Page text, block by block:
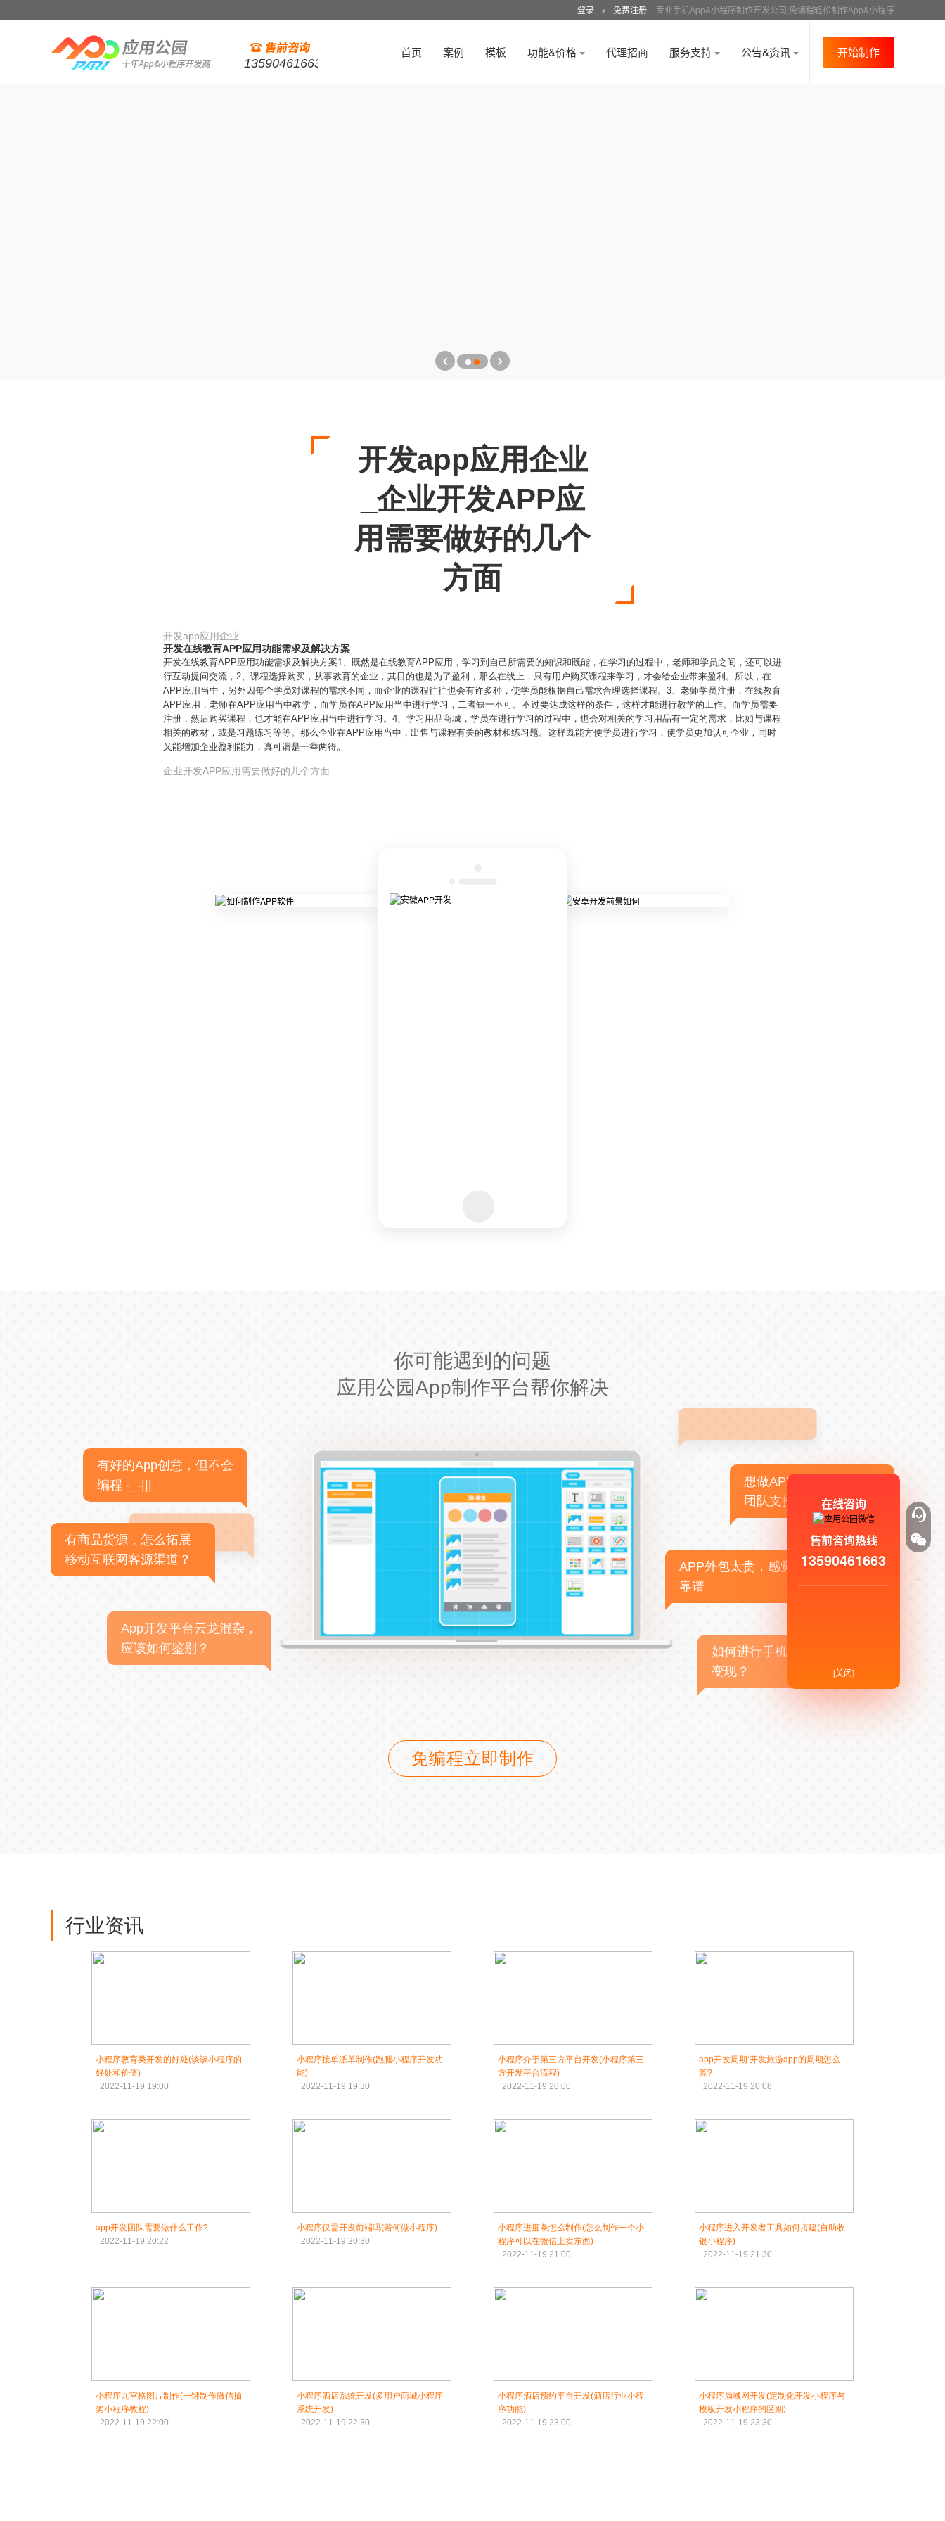
登录 ● 免费注册 专业手机App&小程序制作开发公司,免编程轻松制作App&小程序
13590461663
首页 案例 模板 功能&价格 代理招商 服务支持 公告&资讯 开始制作
开发app应用企业
_企业开发APP应
用需要做好的几个
方面
开发app应用企业
开发在线教育APP应用功能需求及解决方案
开发在线教育APP应用功能需求及解决方案1、既然是在线教育APP应用，学习到自己所需要的知识和既能，在学习的过程中，老师和学员之间，还可以进
行互动提问交流，2、课程选择购买，从事教育的企业，其目的也是为了盈利，那么在线上，只有用户购买课程来学习，才会给企业带来盈利。所以，在
APP应用当中，另外因每个学员对课程的需求不同，而企业的课程往往也会有许多种，使学员能根据自己需求合理选择课程。3、老师学员注册，在线教育
APP应用，老师在APP应用当中教学，而学员在APP应用当中进行学习，二者缺一不可。不过要达成这样的条件，这样才能进行教学的工作。而学员需要
注册，然后购买课程，也才能在APP应用当中进行学习。4、学习用品商城，学员在进行学习的过程中，也会对相关的学习用品有一定的需求，比如与课程
相关的教材，或是习题练习等等。那么企业在APP应用当中，出售与课程有关的教材和练习题。这样既能方便学员进行学习，使学员更加认可企业，同时
又能增加企业盈利能力，真可谓是一举两得。
企业开发APP应用需要做好的几个方面
你可能遇到的问题
应用公园App制作平台帮你解决
有好的App创意，但不会
编程 -_-|||
有商品货源，怎么拓展
移动互联网客源渠道？
App开发平台云龙混杂，
应该如何鉴别？
想做APP，但没有技术
团队支持
APP外包太贵，感觉不
靠谱
如何进行手机APP商业
变现？
免编程立即制作
行业资讯
小程序教育类开发的好处(谈谈小程序的
好处和价值)
2022-11-19 19:00
小程序接单派单制作(跑腿小程序开发功
能)
2022-11-19 19:30
小程序介于第三方平台开发(小程序第三
方开发平台流程)
2022-11-19 20:00
app开发周期:开发旅游app的周期怎么
算?
2022-11-19 20:08
app开发团队需要做什么工作?
2022-11-19 20:22
小程序仅需开发前端吗(若何做小程序)
2022-11-19 20:30
小程序进度条怎么制作(怎么制作一个小
程序可以在微信上卖东西)
2022-11-19 21:00
小程序进入开发者工具如何搭建(自助收
银小程序)
2022-11-19 21:30
小程序九宫格图片制作(一键制作微信抽
奖小程序教程)
2022-11-19 22:00
小程序酒店系统开发(多用户商城小程序
系统开发)
2022-11-19 22:30
小程序酒店预约平台开发(酒店行业小程
序功能)
2022-11-19 23:00
小程序局域网开发(定制化开发小程序与
模板开发小程序的区别)
2022-11-19 23:30
在线咨询
售前咨询热线
13590461663
[关闭]